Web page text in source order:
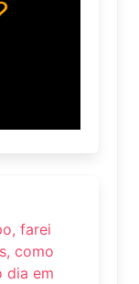
farei
como
dia em